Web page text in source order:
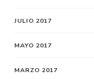
JULIO 2017
MAYO 2017
MARZO 2017